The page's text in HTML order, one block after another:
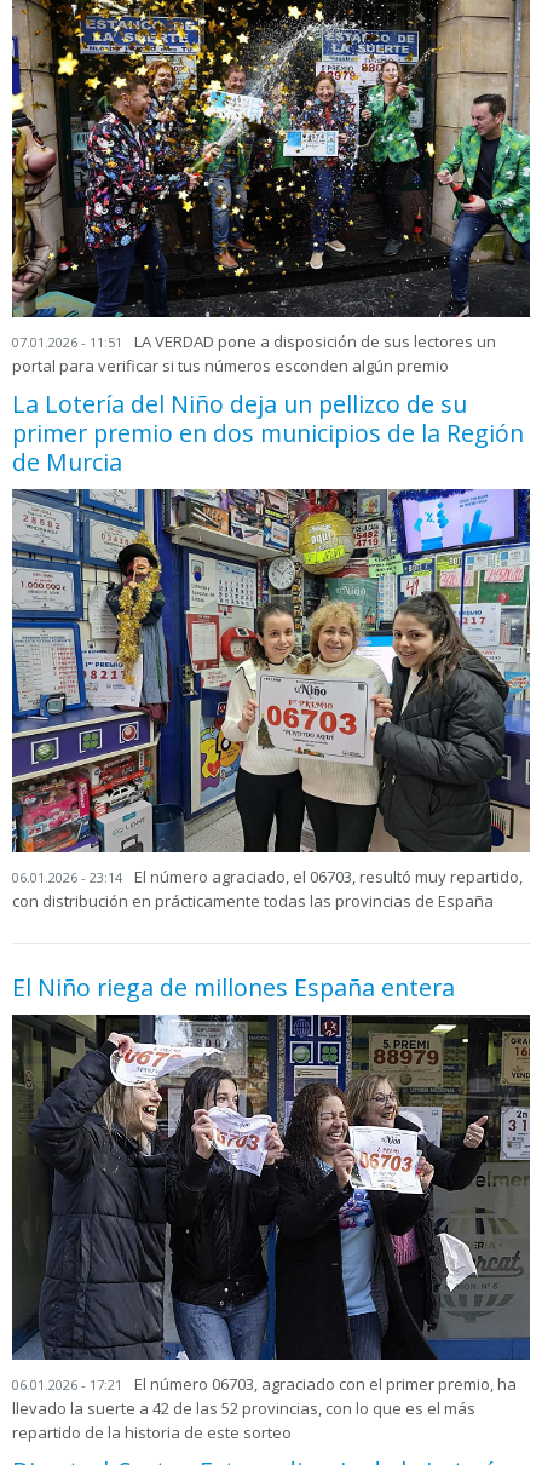
07.01.2026 - 11:51
LA VERDAD pone a disposición de sus lectores un
portal para verificar si tus números esconden algún premio
La Lotería del Niño deja un pellizco de su
primer premio en dos municipios de la Región
de Murcia
06.01.2026 - 23:14
El número agraciado, el 06703, resultó muy repartido,
con distribución en prácticamente todas las provincias de España
El Niño riega de millones España entera
06.01.2026 - 17:21
El número 06703, agraciado con el primer premio, ha
llevado la suerte a 42 de las 52 provincias, con lo que es el más
repartido de la historia de este sorteo